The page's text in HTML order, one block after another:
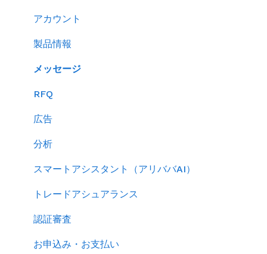
製品ページを登録する
バイヤーからのメッセージに返信する
RFQを使ってバイヤーに売り込む
キーワード広告を利用する
サイトパフォーマンスを分析する
アカウント
製品情報
メッセージ
RFQ
広告
分析
スマートアシスタント（アリババAI）
トレードアシュアランス
認証審査
お申込み・お支払い